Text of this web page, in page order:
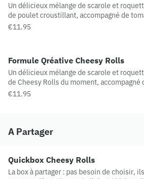
Un délicieux mélange de scarole et
de poulet croustillant, accompagné de
cerise et d’oignons rouges, d'oignons frits,
€11.95
Formule Qréative Cheesy Rolls
Un délicieux mélange de scarole et
de Cheesy Rolls du moment, accompagné
tomates cerise et d’oignons rouges,
fromage blanc !
€11.95
A Partager
Quickbox Cheesy Rolls
La box à partager : pas besoin de choisir, ils